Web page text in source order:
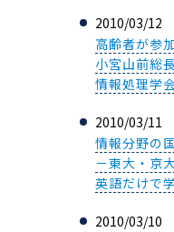
2010/03/12
高齢者が参
小宮山前総
情報処理学
2010/03/11
情報分野の
－東大・京
英語だけで
2010/03/10